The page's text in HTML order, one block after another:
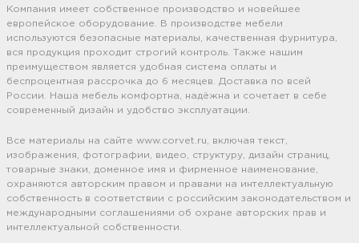
Компания имеет собственное производство и новейшее
европейское оборудование. В производстве мебели
используются безопасные материалы, качественная фурнитура,
вся продукция проходит строгий контроль. Также нашим
преимуществом является удобная система оплаты и
беспроцентная рассрочка до 6 месяцев. Доставка по всей
России. Наша мебель комфортна, надёжна и сочетает в себе
современный дизайн и удобство эксплуатации.
Все материалы на сайте www.corvet.ru, включая текст,
изображения, фотографии, видео, структуру, дизайн страниц,
товарные знаки, доменное имя и фирменное наименование,
охраняются авторским правом и правами на интеллектуальную
собственность в соответствии с российским законодательством и
международными соглашениями об охране авторских прав и
интеллектуальной собственности.